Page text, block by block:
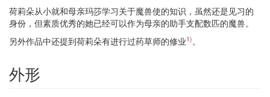
荷莉朵从小就和母亲玛莎学习关于魔兽使的知识，虽然还是见习的
身份，但素质优秀的她已经可以作为母亲的助手支配数匹的魔兽。
另外作品中还提到荷莉朵有进行过药草师的修业1)。
外形